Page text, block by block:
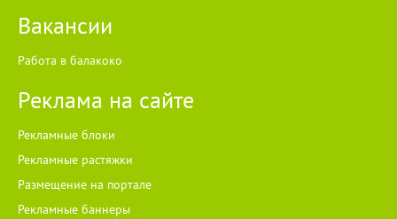
Вакансии
Работа в балакоко
Реклама на сайте
Рекламные блоки
Рекламные растяжки
Размещение на портале
Рекламные баннеры